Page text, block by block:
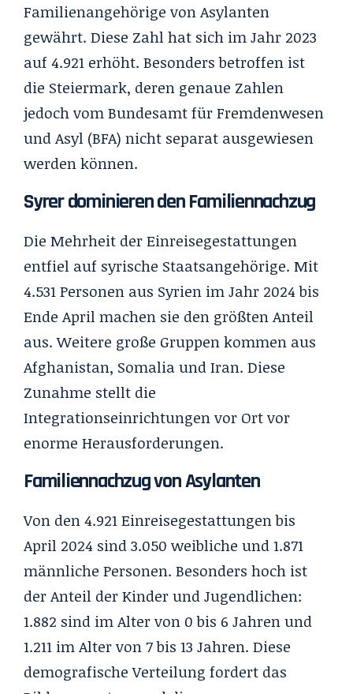
Familienangehörige von Asylanten
gewährt. Diese Zahl hat sich im Jahr 2023
auf 4.921 erhöht. Besonders betroffen ist
die Steiermark, deren genaue Zahlen
jedoch vom Bundesamt für Fremdenwesen
und Asyl (BFA) nicht separat ausgewiesen
werden können.
Syrer dominieren den Familiennachzug
Die Mehrheit der Einreisegestattungen
entfiel auf syrische Staatsangehörige. Mit
4.531 Personen aus Syrien im Jahr 2024 bis
Ende April machen sie den größten Anteil
aus. Weitere große Gruppen kommen aus
Afghanistan, Somalia und Iran. Diese
Zunahme stellt die
Integrationseinrichtungen vor Ort vor
enorme Herausforderungen.
Familiennachzug von Asylanten
Von den 4.921 Einreisegestattungen bis
April 2024 sind 3.050 weibliche und 1.871
männliche Personen. Besonders hoch ist
der Anteil der Kinder und Jugendlichen:
1.882 sind im Alter von 0 bis 6 Jahren und
1.211 im Alter von 7 bis 13 Jahren. Diese
demografische Verteilung fordert das